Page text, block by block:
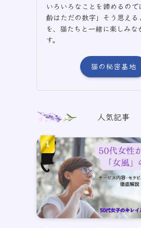
いろいろなことを諦めるの
齢はただの数字」そう思える
を、猫たちと一緒に楽しみ
す。
猫の秘密基地
人気記事